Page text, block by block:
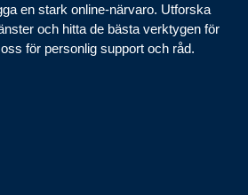
en stark online-närvaro. Utforska
och hitta de bästa verktygen för
för personlig support och råd.